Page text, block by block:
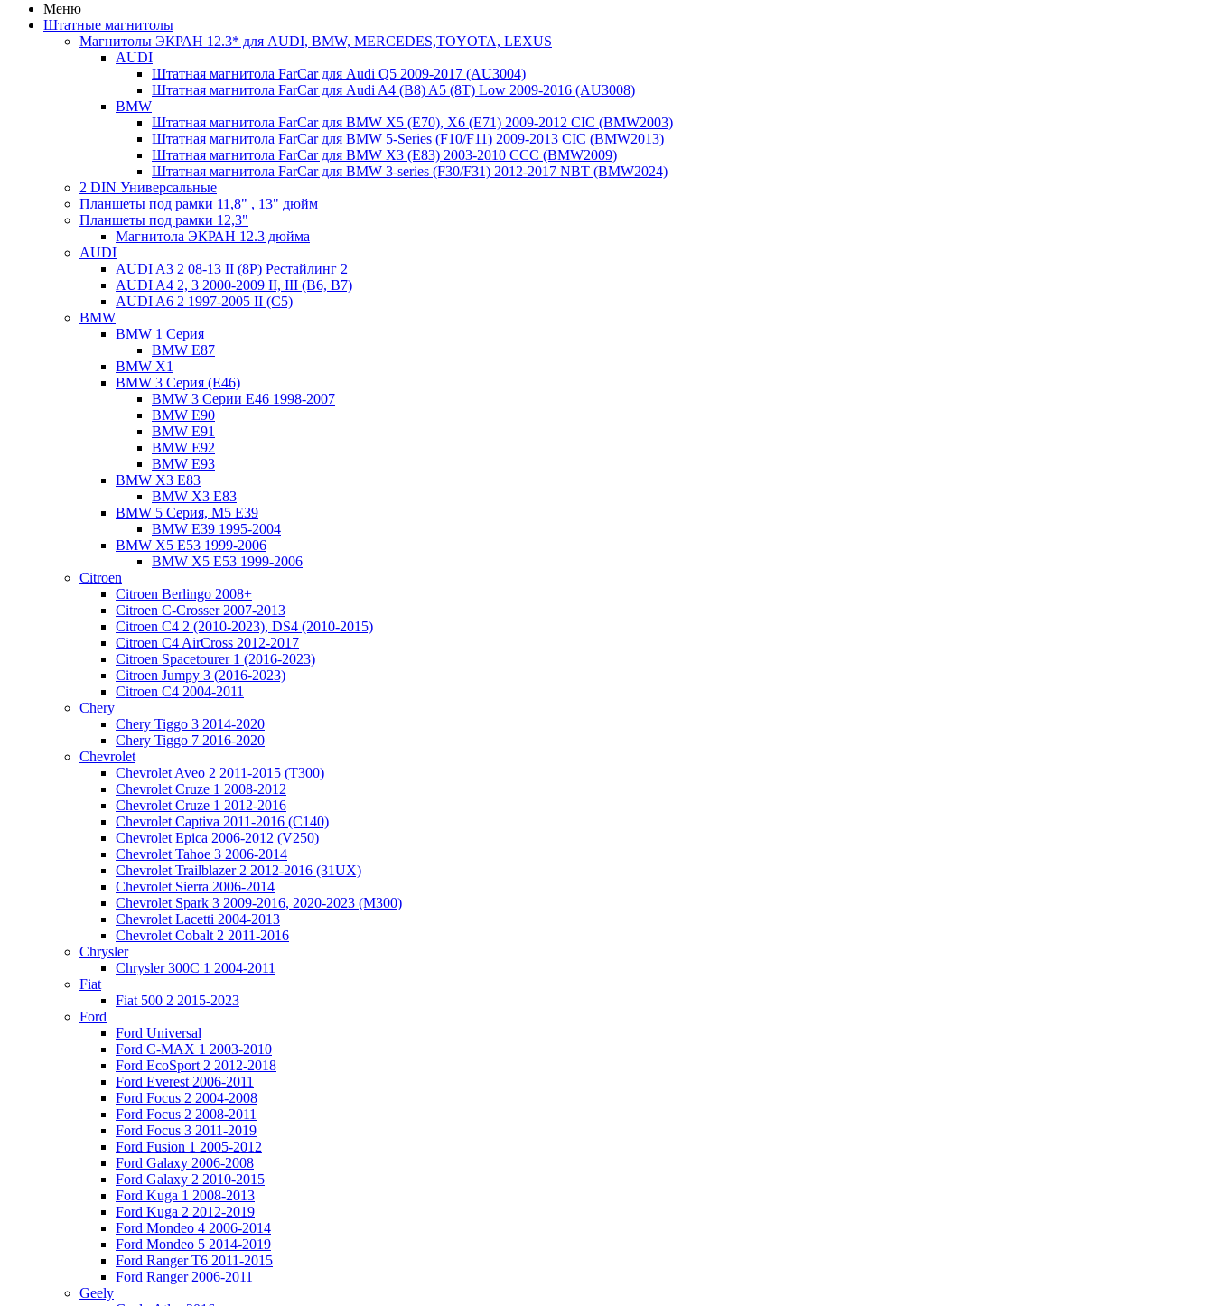
Меню
Штатные магнитолы
Магнитолы ЭКРАН 12.3* для AUDI, BMW, MERCEDES,TOYOTA, LEXUS
AUDI
Штатная магнитола FarCar для Audi Q5 2009-2017 (AU3004)
Штатная магнитола FarCar для Audi A4 (B8) A5 (8T) Low 2009-2016 (AU3008)
BMW
Штатная магнитола FarCar для BMW X5 (E70), X6 (E71) 2009-2012 CIC (BMW2003)
Штатная магнитола FarCar для BMW 5-Series (F10/F11) 2009-2013 CIC (BMW2013)
Штатная магнитола FarCar для BMW X3 (E83) 2003-2010 CCC (BMW2009)
Штатная магнитола FarCar для BMW 3-series (F30/F31) 2012-2017 NBT (BMW2024)
2 DIN Универсальные
Планшеты под рамки 11,8" , 13" дюйм
Планшеты под рамки 12,3"
Магнитола ЭКРАН 12.3 дюйма
AUDI
AUDI A3 2 08-13 II (8P) Рестайлинг 2
AUDI A4 2, 3 2000-2009 II, III (B6, B7)
AUDI A6 2 1997-2005 II (C5)
BMW
BMW 1 Серия
BMW E87
BMW X1
BMW 3 Серия (E46)
BMW 3 Серии Е46 1998-2007
BMW E90
BMW E91
BMW E92
BMW E93
BMW X3 E83
BMW X3 E83
BMW 5 Серия, M5 E39
BMW E39 1995-2004
BMW X5 E53 1999-2006
BMW X5 E53 1999-2006
Citroen
Citroen Berlingo 2008+
Citroen C-Crosser 2007-2013
Citroen C4 2 (2010-2023), DS4 (2010-2015)
Citroen C4 AirCross 2012-2017
Citroen Spacetourer 1 (2016-2023)
Citroen Jumpy 3 (2016-2023)
Citroen C4 2004-2011
Chery
Chery Tiggo 3 2014-2020
Chery Tiggo 7 2016-2020
Chevrolet
Chevrolet Aveo 2 2011-2015 (T300)
Chevrolet Cruze 1 2008-2012
Chevrolet Cruze 1 2012-2016
Chevrolet Captiva 2011-2016 (C140)
Chevrolet Epica 2006-2012 (V250)
Chevrolet Tahoe 3 2006-2014
Chevrolet Trailblazer 2 2012-2016 (31UX)
Chevrolet Sierra 2006-2014
Chevrolet Spark 3 2009-2016, 2020-2023 (M300)
Chevrolet Lacetti 2004-2013
Chevrolet Cobalt 2 2011-2016
Chrysler
Chrysler 300C 1 2004-2011
Fiat
Fiat 500 2 2015-2023
Ford
Ford Universal
Ford C-MAX 1 2003-2010
Ford EcoSport 2 2012-2018
Ford Everest 2006-2011
Ford Focus 2 2004-2008
Ford Focus 2 2008-2011
Ford Focus 3 2011-2019
Ford Fusion 1 2005-2012
Ford Galaxy 2006-2008
Ford Galaxy 2 2010-2015
Ford Kuga 1 2008-2013
Ford Kuga 2 2012-2019
Ford Mondeo 4 2006-2014
Ford Mondeo 5 2014-2019
Ford Ranger T6 2011-2015
Ford Ranger 2006-2011
Geely